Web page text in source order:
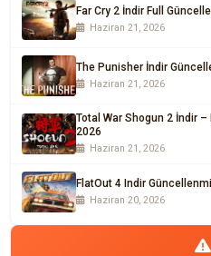
Far Cry 2 İndir Full
Haziran 21, 2026
The Punisher İndir
Haziran 21, 2026
Total War Shogun 2 İndir –
2026
Haziran 21, 2026
FlatOut 4 Indir
Haziran 20, 2026